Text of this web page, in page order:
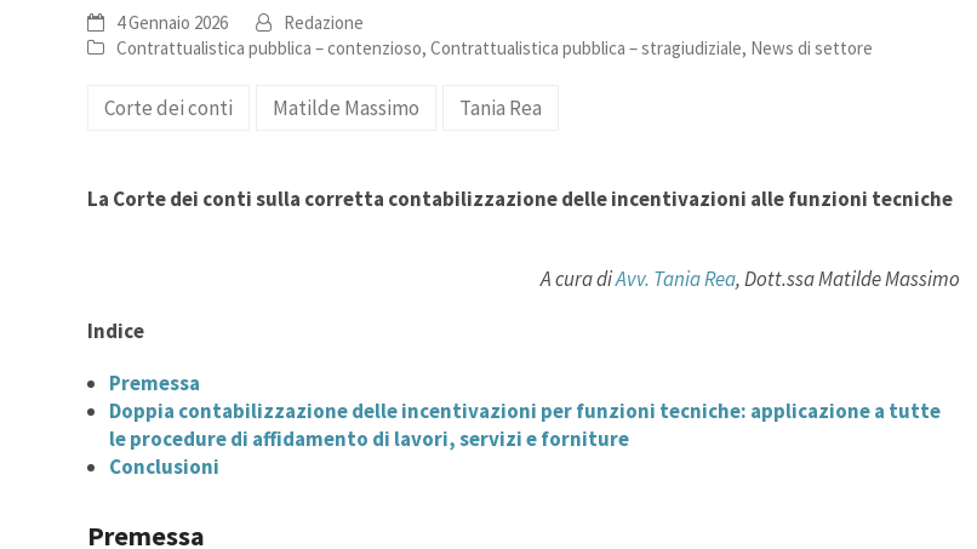
4 Gennaio 2026
Redazione
Contrattualistica pubblica – contenzioso, Contrattualistica pubblica – stragiudiziale, News di settore
Corte dei conti Matilde Massimo Tania Rea
La Corte dei conti sulla corretta contabilizzazione delle incentivazioni alle funzioni tecniche
A cura diAvv. Tania Rea, Dott.ssa Matilde Massimo
Indice
Premessa
Doppia contabilizzazione delle incentivazioni per funzioni tecniche: applicazione a tutte
le procedure di affidamento di lavori, servizi e forniture
Conclusioni
Premessa